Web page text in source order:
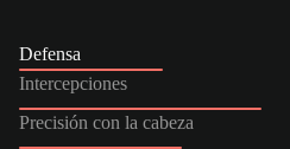
Defensa
Intercepciones
Precisión con la cabeza